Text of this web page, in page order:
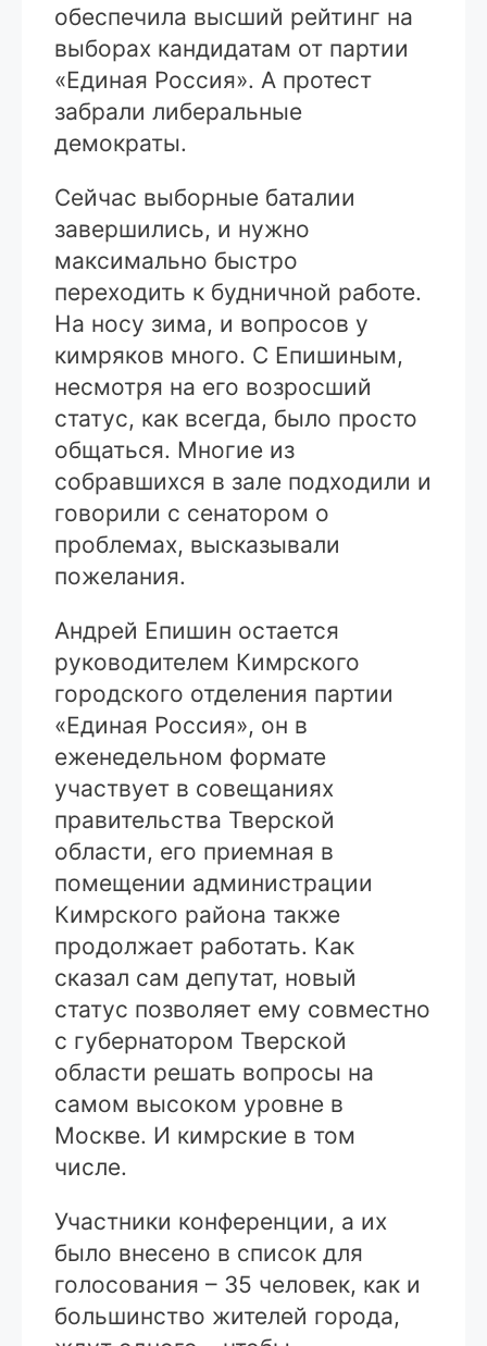
обеспечила высший рейтинг на
выборах кандидатам от партии
«Единая Россия». А протест
забрали либеральные
демократы.
Сейчас выборные баталии
завершились, и нужно
максимально быстро
переходить к будничной работе.
На носу зима, и вопросов у
кимряков много. С Епишиным,
несмотря на его возросший
статус, как всегда, было просто
общаться. Многие из
собравшихся в зале подходили и
говорили с сенатором о
проблемах, высказывали
пожелания.
Андрей Епишин остается
руководителем Кимрского
городского отделения партии
«Единая Россия», он в
еженедельном формате
участвует в совещаниях
правительства Тверской
области, его приемная в
помещении администрации
Кимрского района также
продолжает работать. Как
сказал сам депутат, новый
статус позволяет ему совместно
с губернатором Тверской
области решать вопросы на
самом высоком уровне в
Москве. И кимрские в том
числе.
Участники конференции, а их
было внесено в список для
голосования – 35 человек, как и
большинство жителей города,